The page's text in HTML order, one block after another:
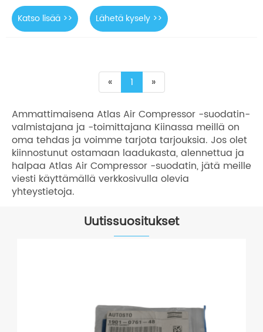
Katso lisää >> Lähetä kysely >>
« 1 »
Ammattimaisena Atlas Air Compressor -suodatin-
valmistajana ja -toimittajana Kiinassa meillä on
oma tehdas ja voimme tarjota tarjouksia. Jos olet
kiinnostunut ostamaan laadukasta, alennettua ja
halpaa Atlas Air Compressor -suodatin, jätä meille
viesti käyttämällä verkkosivulla olevia
yhteystietoja.
Uutissuositukset